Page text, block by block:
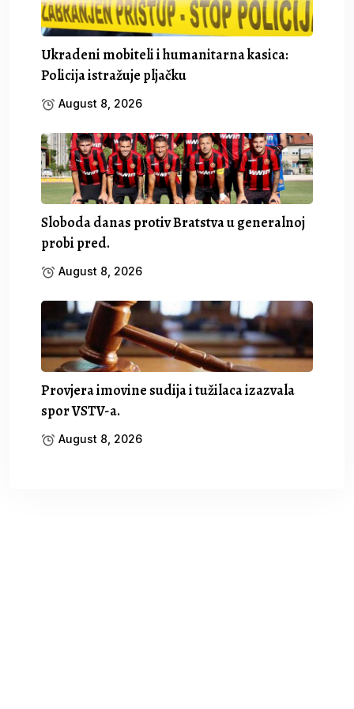
Ukradeni mobiteli i humanitarna kasica:
Policija istražuje pljačku
August 8, 2026
Sloboda danas protiv Bratstva u generalnoj
probi pred.
August 8, 2026
Provjera imovine sudija i tužilaca izazvala
spor VSTV-a.
August 8, 2026